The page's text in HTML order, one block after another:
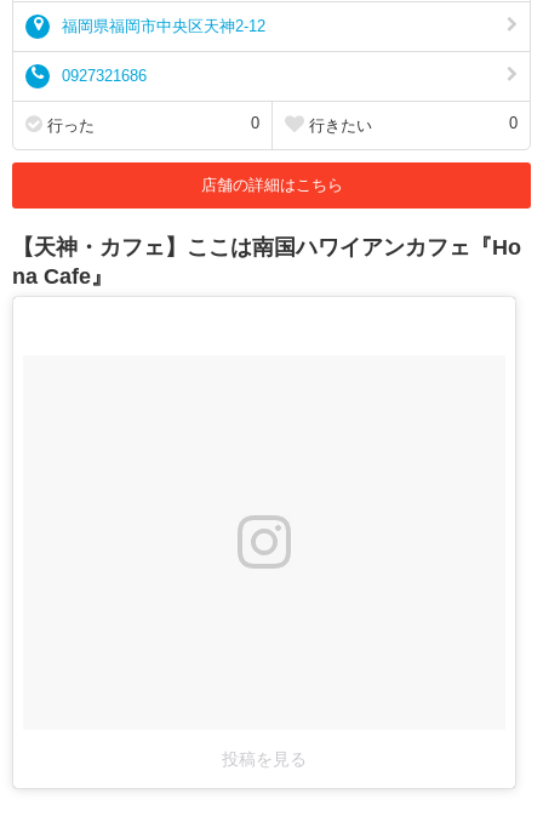
福岡県福岡市中央区天神2-12
0927321686
行った 0 行きたい 0
店舗の詳細はこちら
【天神・カフェ】ここは南国ハワイアンカフェ『Ho
na Cafe』
投稿を見る